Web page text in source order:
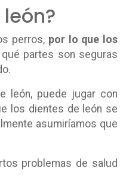
perros, por lo que los
partes son seguras
león, puede jugar con
los dientes de león se
asumiríamos que
problemas de salud